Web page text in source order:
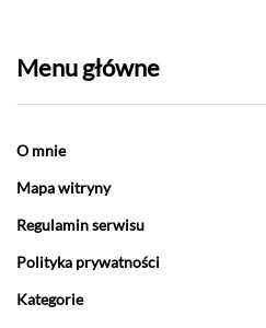
Menu główne
O mnie
Mapa witryny
Regulamin serwisu
Polityka prywatności
Kategorie